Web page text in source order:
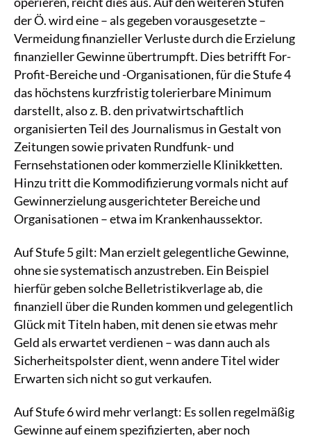
der Ö. wird eine – als gegeben vorausgesetzte –
Vermeidung finanzieller Verluste durch die Erzielung
finanzieller Gewinne übertrumpft. Dies betrifft For-
Profit-Bereiche und -Organisationen, für die Stufe 4
das höchstens kurzfristig tolerierbare Minimum
darstellt, also z. B. den privatwirtschaftlich
organisierten Teil des Journalismus in Gestalt von
Zeitungen sowie privaten Rundfunk- und
Fernsehstationen oder kommerzielle Klinikketten.
Hinzu tritt die Kommodifizierung vormals nicht auf
Gewinnerzielung ausgerichteter Bereiche und
Organisationen – etwa im Krankenhaussektor.
Auf Stufe 5 gilt: Man erzielt gelegentliche Gewinne,
ohne sie systematisch anzustreben. Ein Beispiel
hierfür geben solche Belletristikverlage ab, die
finanziell über die Runden kommen und gelegentlich
Glück mit Titeln haben, mit denen sie etwas mehr
Geld als erwartet verdienen – was dann auch als
Sicherheitspolster dient, wenn andere Titel wider
Erwarten sich nicht so gut verkaufen.
Auf Stufe 6 wird mehr verlangt: Es sollen regelmäßig
Gewinne auf einem spezifizierten, aber noch